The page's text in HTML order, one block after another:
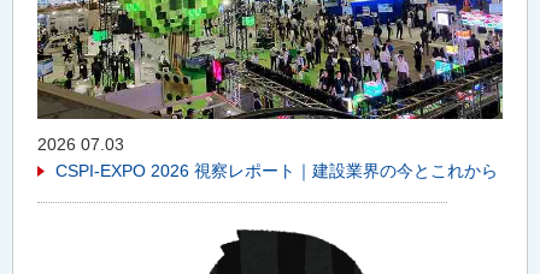
2026 07.03
CSPI-EXPO 2026 視察レポート｜建設業界の今とこれから